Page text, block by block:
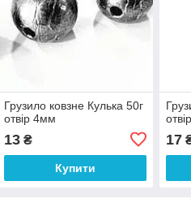
Грузило ковзне Кулька 50г
отвір 4мм
13₴
Купити
17